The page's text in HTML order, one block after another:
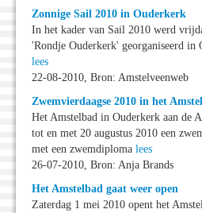
Zonnige Sail 2010 in Ouderkerk
In het kader van Sail 2010 werd
'Rondje Ouderkerk' georganiseerd in
lees
22-08-2010, Bron: Amstelveenweb
Zwemvierdaagse 2010 in het
Het Amstelbad in Ouderkerk aan de
tot en met 20 augustus 2010 een
met een zwemdiploma lees
26-07-2010, Bron: Anja Brands
Het Amstelbad gaat weer open
Zaterdag 1 mei 2010 opent het